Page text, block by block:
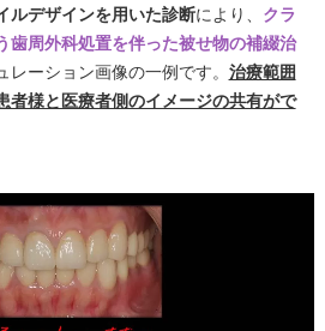
ルデザインを用いた診断により、 クラ
歯周外科処置を伴った被せ物の補綴治
レーション画像の一例です。治療範囲
者様と医療者側のイメージの共有がで